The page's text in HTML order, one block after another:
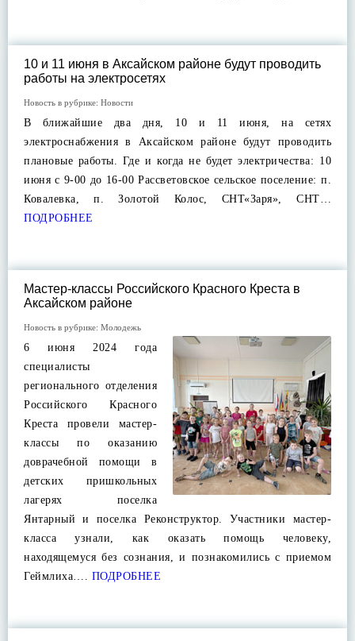
10 и 11 июня в Аксайском районе будут проводить
работы на электросетях
Новость в рубрике: Новости
В ближайшие два дня, 10 и 11 июня, на сетях
электроснабжения в Аксайском районе будут проводить
плановые работы. Где и когда не будет электричества: 10
июня с 9-00 до 16-00 Рассветовское сельское поселение: п.
Ковалевка, п. Золотой Колос, СНТ«Заря», СНТ…
ПОДРОБНЕЕ
Мастер-классы Российского Красного Креста в
Аксайском районе
Новость в рубрике: Молодежь
6 июня 2024 года
специалисты
регионального отделения
Российского Красного
Креста провели мастер-
классы по оказанию
доврачебной помощи в
детских пришкольных
лагерях поселка
Янтарный и поселка Реконструктор. Участники мастер-
класса узнали, как оказать помощь человеку,
находящемуся без сознания, и познакомились с приемом
Геймлиха…. ПОДРОБНЕЕ